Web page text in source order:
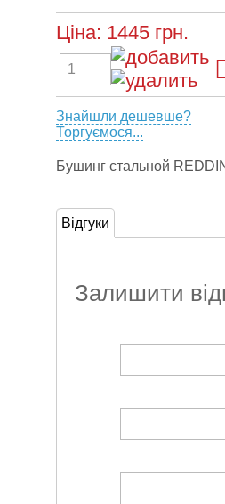
Ціна: 1445 грн.
Знайшли дешевше?
Торгуємося...
Бушинг стальной
Відгуки
Залишити